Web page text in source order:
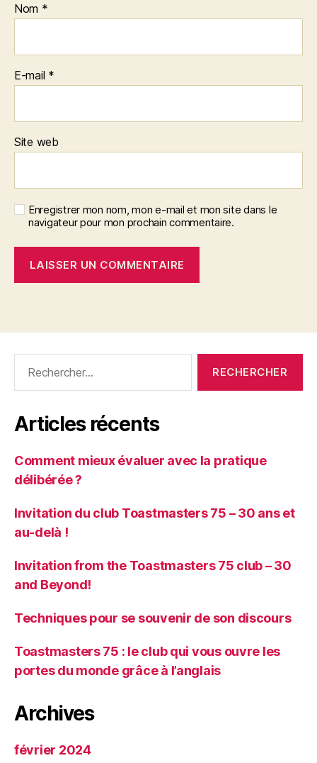
Nom *
E-mail *
Site web
Enregistrer mon nom, mon e-mail et mon site dans le
navigateur pour mon prochain commentaire.
Articles récents
Comment mieux évaluer avec la pratique
délibérée ?
Invitation du club Toastmasters 75 – 30 ans et
au-delà !
Invitation from the Toastmasters 75 club – 30
and Beyond!
Techniques pour se souvenir de son discours
Toastmasters 75 : le club qui vous ouvre les
portes du monde grâce à l’anglais
Archives
février 2024